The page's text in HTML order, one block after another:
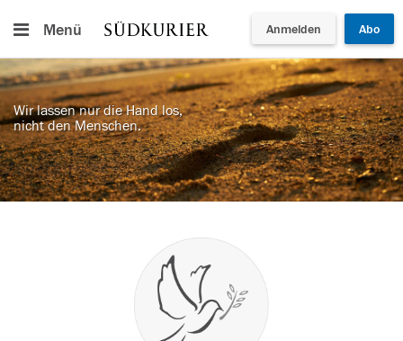
Menü Anmelden Abo
Wir lassen nur die Hand los,
nicht den Menschen.